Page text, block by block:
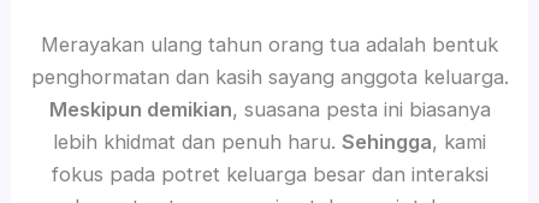
Merayakan ulang tahun orang tua adalah bentuk
penghormatan dan kasih sayang anggota keluarga.
Meskipun demikian, suasana pesta ini biasanya
lebih khidmat dan penuh haru. Sehingga, kami
fokus pada potret keluarga besar dan interaksi